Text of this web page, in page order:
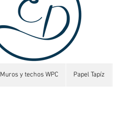
Muros y techos WPC Papel Tapíz